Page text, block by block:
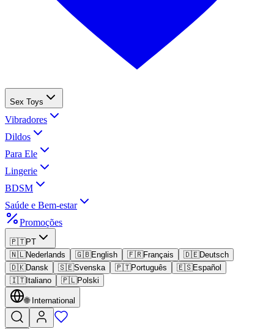
Sex Toys
Vibradores
Dildos
Para Ele
Lingerie
BDSM
Saúde e Bem-estar
Promoções
🇵🇹PT
🇳🇱Nederlands 🇬🇧English 🇫🇷Français 🇩🇪Deutsch
🇩🇰Dansk 🇸🇪Svenska 🇵🇹Português 🇪🇸Español
🇮🇹Italiano 🇵🇱Polski
🌐 International